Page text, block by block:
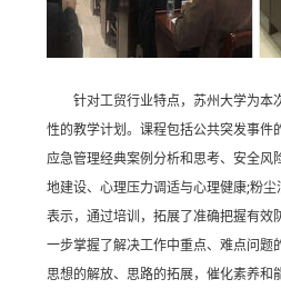
针对工贸行业特点，苏州大学为本
性的教学计划。课程包括公共突发事件
应急管理经典案例分析和思考、安全风
地建设、心理压力调适与心理健康;粉
表示，通过培训，拓展了准确把握有效
一步掌握了解决工作中重点、难点问题
思想的解放、思路的拓展，催化素养和